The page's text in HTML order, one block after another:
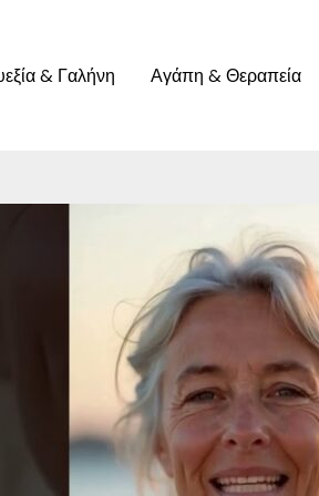
& Γαλήνη Αγάπη & Θεραπεία